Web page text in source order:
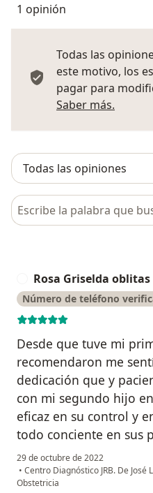
1 opinión
Todas las
este motivo, los
pagar para
Saber más.
Busca en opiniones
Rosa Griselda
Número de teléfono
Desde que tuve mi
recomendaron me
dedicación que y
con mi segundo hijo
eficaz en su control y
todo conciente en sus
29 de octubre de 2022
• Centro Diagnóstico JRB. De José
Obstetricia